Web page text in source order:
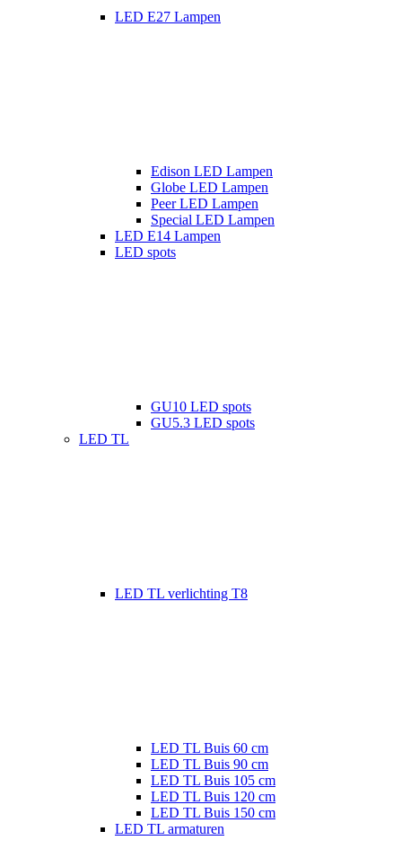
LED E27 Lampen
Edison LED Lampen
Globe LED Lampen
Peer LED Lampen
Special LED Lampen
LED E14 Lampen
LED spots
GU10 LED spots
GU5.3 LED spots
LED TL
LED TL verlichting T8
LED TL Buis 60 cm
LED TL Buis 90 cm
LED TL Buis 105 cm
LED TL Buis 120 cm
LED TL Buis 150 cm
LED TL armaturen